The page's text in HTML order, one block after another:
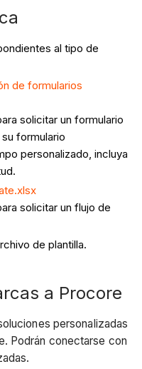
al tipo de
de formularios
solicitar un formulario
formulario
personalizado, incluya
solicitar un flujo de
de plantilla.
a Procore​​​​​
personalizadas
Podrán conectarse con